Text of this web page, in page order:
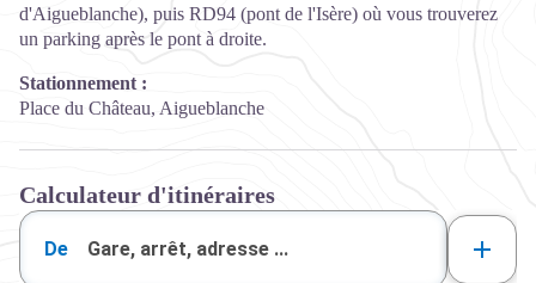
d'Aigueblanche), puis RD94 (pont de l'Isère) où vous trouverez
un parking après le pont à droite.
Stationnement :
Place du Château, Aigueblanche
Calculateur d'itinéraires
De